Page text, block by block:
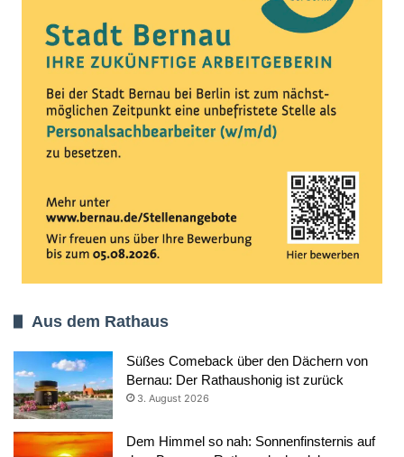
Aus dem Rathaus
Süßes Comeback über den Dächern von
Bernau: Der Rathaushonig ist zurück
3. August 2026
Dem Himmel so nah: Sonnenfinsternis auf